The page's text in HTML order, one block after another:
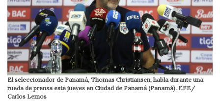
El seleccionador de Panamá, Thomas Christiansen, habla durante una
rueda de prensa este jueves en Ciudad de Panamá (Panamá). EFE/
Carlos Lemos